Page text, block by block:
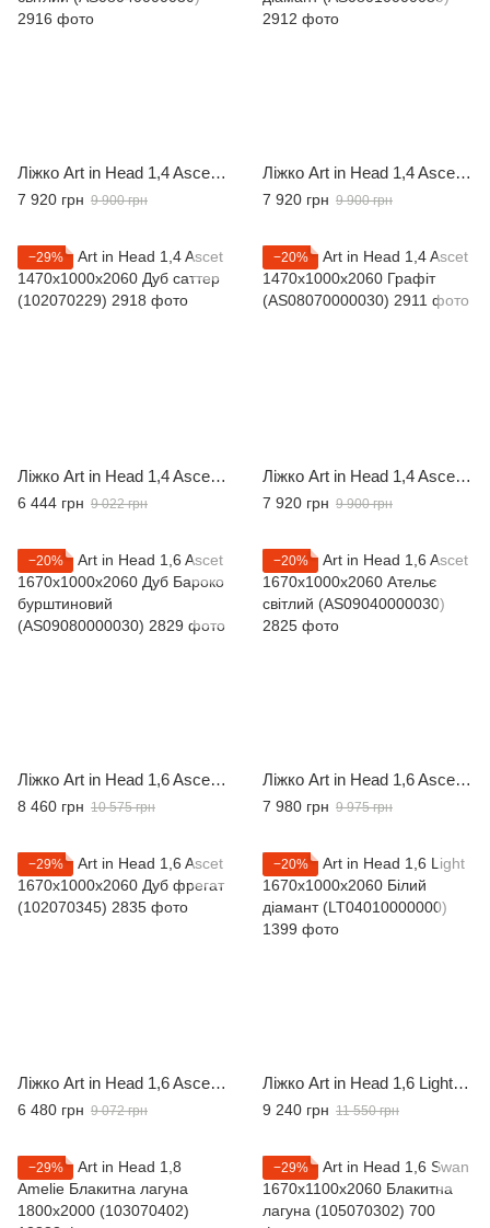
Ліжко Art in Head 1,4 Ascet 1470x1000x2060 Ательє світлий (AS08040000030)
7 920 грн 9 900 грн
Ліжко Art in Head 1,4 Ascet 1470x1000x2060 Білий діамант (AS08010000030)
7 920 грн 9 900 грн
−29%
Ліжко Art іn Head 1,4 Ascet 1470x1000x2060 Дуб саттер (102070229)
6 444 грн 9 022 грн
−20%
Ліжко Art in Head 1,4 Ascet 1470x1000x2060 Графіт (AS08070000030)
7 920 грн 9 900 грн
−20%
Ліжко Art in Head 1,6 Ascet 1670x1000x2060 Дуб Бароко бурштиновий (AS09080000030)
8 460 грн 10 575 грн
−20%
Ліжко Art in Head 1,6 Ascet 1670x1000x2060 Ательє світлий (AS09040000030)
7 980 грн 9 975 грн
−29%
Ліжко Art in Head 1,6 Ascet 1670x1000x2060 Дуб фрегат (102070345)
6 480 грн 9 072 грн
−20%
Ліжко Art in Head 1,6 Light 1670x1000x2060 Білий діамант (LT04010000000)
9 240 грн 11 550 грн
−29% −29%